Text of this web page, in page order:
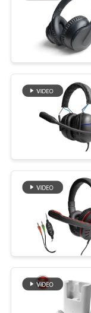
PRIVACY
POLICY
gioco